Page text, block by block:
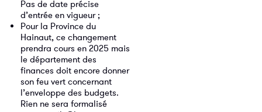
Pas de date précise
d’entrée en vigueur ;
Pour la Province du
Hainaut, ce changement
prendra cours en 2025 mais
le département des
finances doit encore donner
son feu vert concernant
l’enveloppe des budgets.
Rien ne sera formalisé